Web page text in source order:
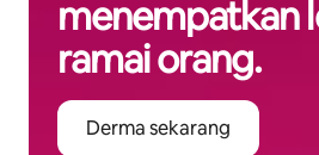
menempatkan
ramai orang.
Derma sekarang